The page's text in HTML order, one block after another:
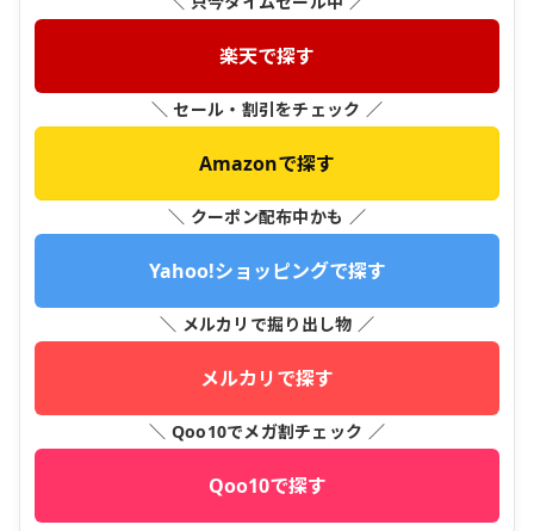
楽天で探す
＼ セール・割引をチェック ／
Amazonで探す
＼ クーポン配布中かも ／
Yahoo!ショッピングで探す
＼ メルカリで掘り出し物 ／
メルカリで探す
＼ Qoo10でメガ割チェック ／
Qoo10で探す